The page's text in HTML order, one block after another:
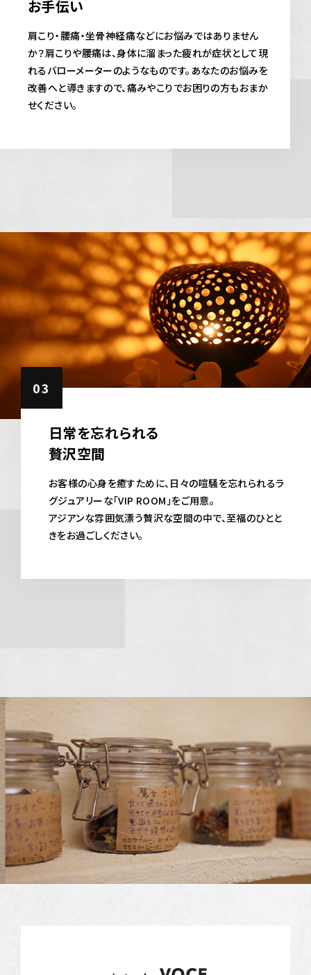
お手伝い
肩こり・腰痛・坐骨神経痛などにお悩みではありません
か？肩こりや腰痛は、身体に溜まった疲れが症状として現
れるバローメーターのようなものです。あなたのお悩みを
改善へと導きますので、痛みやこりでお困りの方もおまか
せください。
03
日常を忘れられる
贅沢空間
お客様の心身を癒すために、日々の喧騒を忘れられるラ
グジュアリーな「VIP ROOM」をご用意。
アジアンな雰囲気漂う贅沢な空間の中で、至福のひとと
きをお過ごしください。